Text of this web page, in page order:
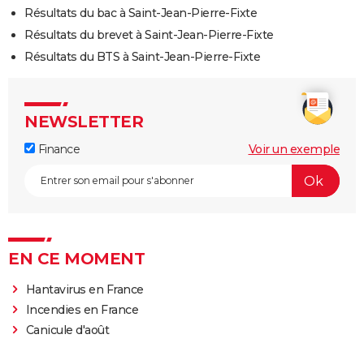
Résultats du bac à Saint-Jean-Pierre-Fixte
Résultats du brevet à Saint-Jean-Pierre-Fixte
Résultats du BTS à Saint-Jean-Pierre-Fixte
NEWSLETTER
Finance Voir un exemple
EN CE MOMENT
Hantavirus en France
Incendies en France
Canicule d'août